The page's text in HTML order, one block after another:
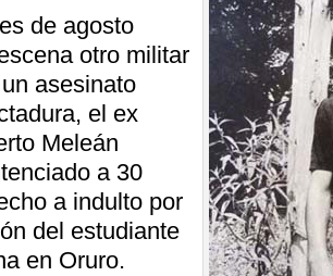
de agosto
otro militar
asesinato
el ex
Meleán
a 30
a indulto por
del estudiante
en Oruro.